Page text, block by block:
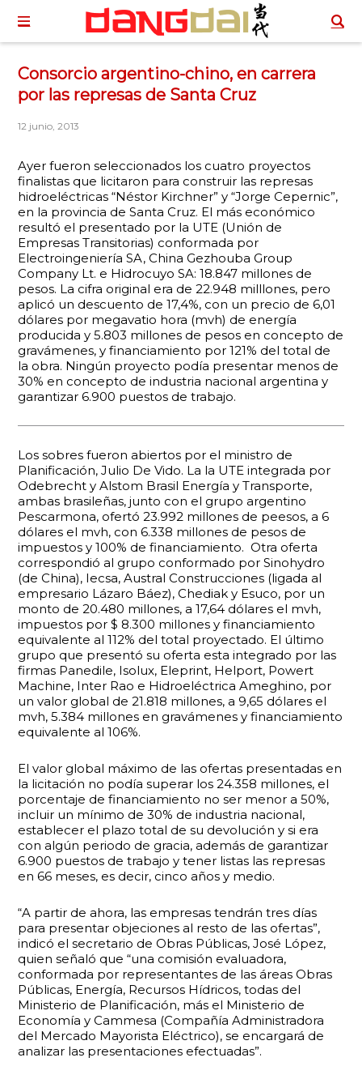
Consorcio argentino-chino, en carrera
por las represas de Santa Cruz
12 junio, 2013
Ayer fueron seleccionados los cuatro proyectos
finalistas que licitaron para construir las represas
hidroeléctricas “Néstor Kirchner” y “Jorge Cepernic”,
en la provincia de Santa Cruz. El más económico
resultó el presentado por la UTE (Unión de
Empresas Transitorias) conformada por
Electroingeniería SA, China Gezhouba Group
Company Lt. e Hidrocuyo SA: 18.847 millones de
pesos. La cifra original era de 22.948 milllones, pero
aplicó un descuento de 17,4%, con un precio de 6,01
dólares por megavatio hora (mvh) de energía
producida y 5.803 millones de pesos en concepto de
gravámenes, y financiamiento por 121% del total de
la obra. Ningún proyecto podía presentar menos de
30% en concepto de industria nacional argentina y
garantizar 6.900 puestos de trabajo.
Los sobres fueron abiertos por el ministro de
Planificación, Julio De Vido. La la UTE integrada por
Odebrecht y Alstom Brasil Energía y Transporte,
ambas brasileñas, junto con el grupo argentino
Pescarmona, ofertó 23.992 millones de peesos, a 6
dólares el mvh, con 6.338 millones de pesos de
impuestos y 100% de financiamiento. Otra oferta
correspondió al grupo conformado por Sinohydro
(de China), Iecsa, Austral Construcciones (ligada al
empresario Lázaro Báez), Chediak y Esuco, por un
monto de 20.480 millones, a 17,64 dólares el mvh,
impuestos por $ 8.300 millones y financiamiento
equivalente al 112% del total proyectado. El último
grupo que presentó su oferta esta integrado por las
firmas Panedile, Isolux, Eleprint, Helport, Powert
Machine, Inter Rao e Hidroeléctrica Ameghino, por
un valor global de 21.818 millones, a 9,65 dólares el
mvh, 5.384 millones en gravámenes y financiamiento
equivalente al 106%.
El valor global máximo de las ofertas presentadas en
la licitación no podía superar los 24.358 millones, el
porcentaje de financiamiento no ser menor a 50%,
incluir un mínimo de 30% de industria nacional,
establecer el plazo total de su devolución y si era
con algún periodo de gracia, además de garantizar
6.900 puestos de trabajo y tener listas las represas
en 66 meses, es decir, cinco años y medio.
“A partir de ahora, las empresas tendrán tres días
para presentar objeciones al resto de las ofertas”,
indicó el secretario de Obras Públicas, José López,
quien señaló que “una comisión evaluadora,
conformada por representantes de las áreas Obras
Públicas, Energía, Recursos Hídricos, todas del
Ministerio de Planificación, más el Ministerio de
Economía y Cammesa (Compañía Administradora
del Mercado Mayorista Eléctrico), se encargará de
analizar las presentaciones efectuadas”.